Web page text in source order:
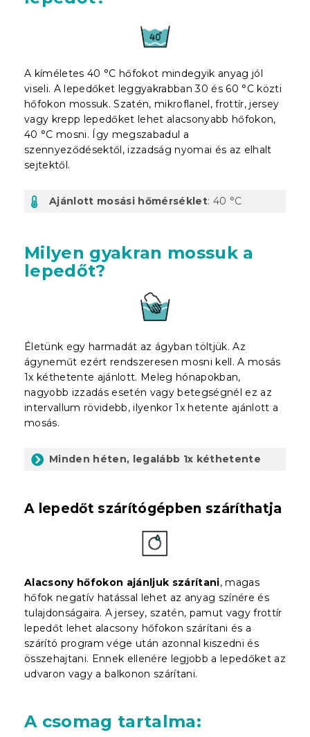
A kíméletes 40 °C hőfokot mindegyik anyag jól
viseli. A lepedőket leggyakrabban 30 és 60 °C közti
hőfokon mossuk. Szatén, mikroflanel, frottír, jersey
vagy krepp lepedőket lehet alacsonyabb hőfokon,
40 °C mosni. Így megszabadul a
szennyeződésektől, izzadság nyomai és az elhalt
sejtektől.
Ajánlott mosási hőmérséklet: 40 °C
Milyen gyakran mossuk a
lepedőt?
Életünk egy harmadát az ágyban töltjük. Az
ágyneműt ezért rendszeresen mosni kell. A mosás
1x kéthetente ajánlott. Meleg hónapokban,
nagyobb izzadás esetén vagy betegségnél ez az
intervallum rövidebb, ilyenkor 1x hetente ajánlott a
mosás.
Minden héten, legalább 1x kéthetente
A lepedőt szárítógépben száríthatja
Alacsony hőfokon ajánljuk szárítani, magas
hőfok negatív hatással lehet az anyag színére és
tulajdonságaira. A jersey, szatén, pamut vagy frottír
lepedőt lehet alacsony hőfokon szárítani és a
szárító program vége után azonnal kiszedni és
összehajtani. Ennek ellenére legjobb a lepedőket az
udvaron vagy a balkonon szárítani.
A csomag tartalma: